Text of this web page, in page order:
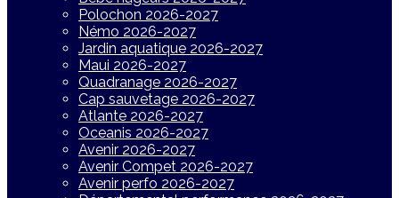
Polochon 2026-2027
Némo 2026-2027
Jardin aquatique 2026-2027
Maui 2026-2027
Quadranage 2026-2027
Cap sauvetage 2026-2027
Atlante 2026-2027
Oceanis 2026-2027
Avenir 2026-2027
Avenir Compet 2026-2027
Avenir perfo 2026-2027